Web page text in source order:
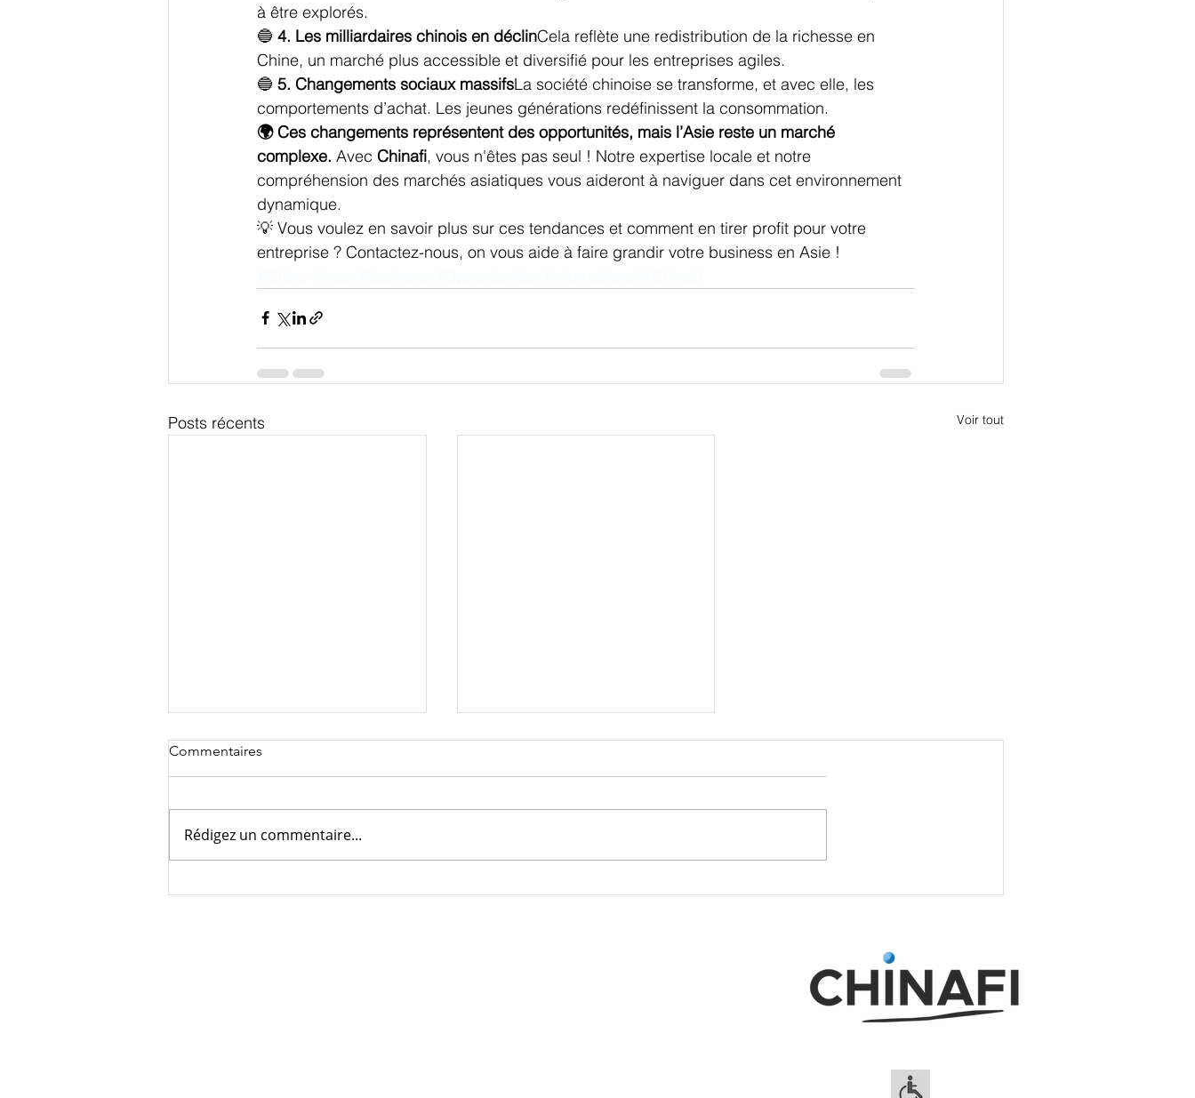
à être explorés.
🔵 4. Les milliardaires chinois en déclinCela reflète une redistribution de la richesse en
Chine, un marché plus accessible et diversifié pour les entreprises agiles.
🔵 5. Changements sociaux massifsLa société chinoise se transforme, et avec elle, les
comportements d’achat. Les jeunes générations redéfinissent la consommation.
🌍 Ces changements représentent des opportunités, mais l’Asie reste un marché
complexe. Avec Chinafi, vous n'êtes pas seul ! Notre expertise locale et notre
compréhension des marchés asiatiques vous aideront à naviguer dans cet environnement
dynamique.
💡 Vous voulez en savoir plus sur ces tendances et comment en tirer profit pour votre
entreprise ? Contactez-nous, on vous aide à faire grandir votre business en Asie !
Posts récents Voir tout
La CHINE
Commentaires
Rédigez un commentaire...